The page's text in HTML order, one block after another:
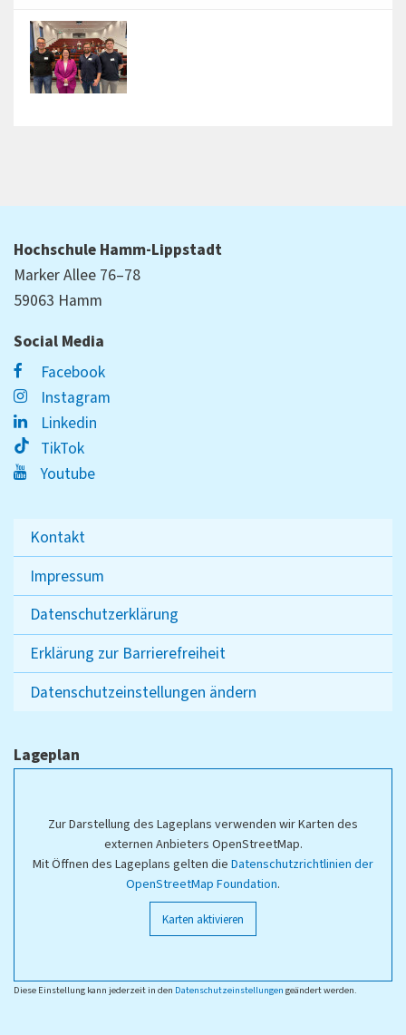
Hochschule Hamm-Lippstadt
Marker Allee 76–78
59063 Hamm
Social Media
Facebook
Instagram
Linkedin
TikTok
Youtube
Kontakt
Impressum
Datenschutzerklärung
Erklärung zur Barrierefreiheit
Datenschutzeinstellungen ändern
Lageplan
Zur Darstellung des Lageplans verwenden wir Karten des
externen Anbieters OpenStreetMap.
Mit Öffnen des Lageplans gelten die Datenschutzrichtlinien der
OpenStreetMap Foundation.
Karten aktivieren
Diese Einstellung kann jederzeit in den Datenschutzeinstellungen geändert werden.